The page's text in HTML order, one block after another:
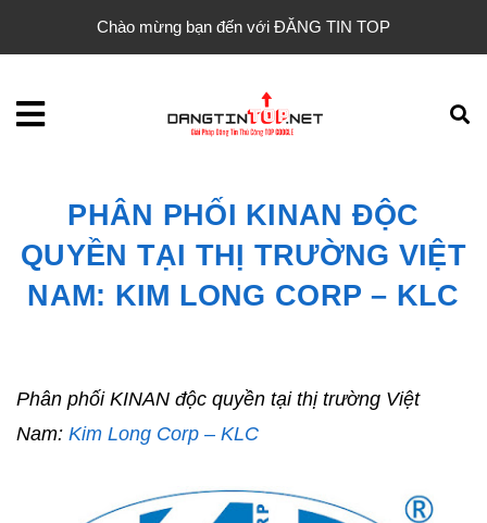
Chào mừng bạn đến với ĐĂNG TIN TOP
PHÂN PHỐI KINAN ĐỘC
QUYỀN TẠI THỊ TRƯỜNG VIỆT
NAM: KIM LONG CORP – KLC
Phân phối KINAN độc quyền tại thị trường Việt
Nam: Kim Long Corp – KLC